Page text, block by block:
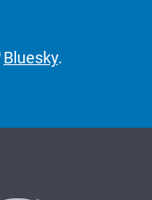
Bluesky.